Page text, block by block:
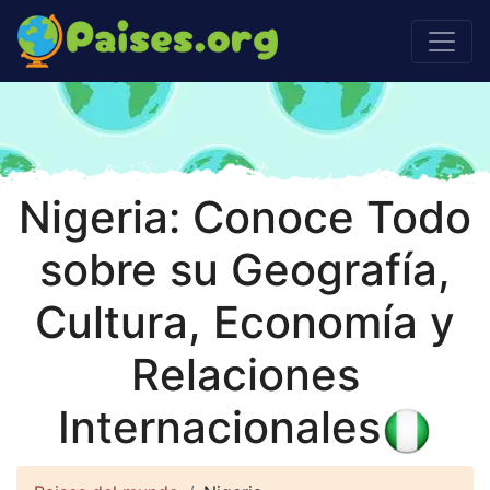
Nigeria: Conoce Todo
sobre su Geografía,
Cultura, Economía y
Relaciones
Internacionales